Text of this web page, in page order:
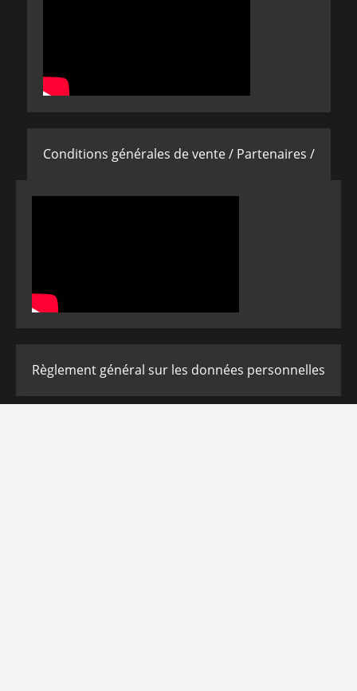
Conditions générales de vente / Partenaires /
Règlement général sur les données personnelles